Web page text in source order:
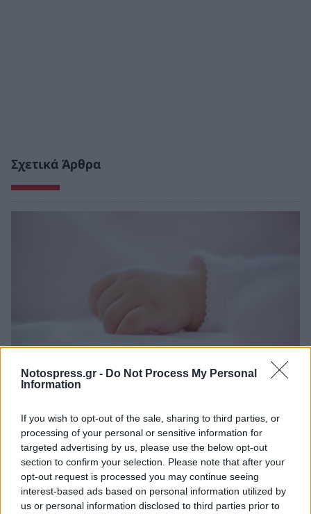
Notospress.gr - Do Not Process My Personal
Information
If you wish to opt-out of the sale, sharing to third parties, or
processing of your personal or sensitive information for
targeted advertising by us, please use the below opt-out
section to confirm your selection. Please note that after your
opt-out request is processed you may continue seeing
interest-based ads based on personal information utilized by
us or personal information disclosed to third parties prior to
Σχετικά Άρθρα
«Άγιος Ανδρέας» βρέφος μόλις 8 ημερών
08/08/2026 09:34